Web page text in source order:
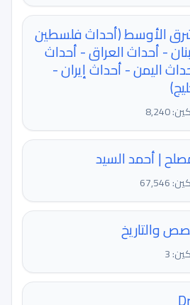
الأوسط (أحداث فلسطين
- أحداث العراق - أحداث
اليمن - أحداث إيران -
| أحمد السيد
والتاريخ
3